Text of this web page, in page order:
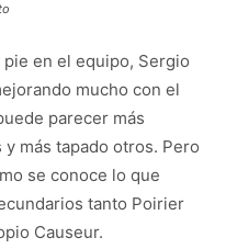
en el equipo, Sergio
mucho con el
parecer más
más tapado otros. Pero
se conoce lo que
tanto Poirier
Causeur.